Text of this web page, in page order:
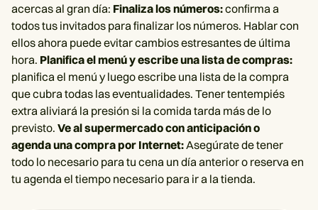
acercas al gran día: Finaliza los números:confirma a
todos tus invitados para finalizar los números. Hablar con
ellos ahora puede evitar cambios estresantes de última
hora. Planifica el menú y escribe una lista de compras:
planifica el menú y luego escribe una lista de la compra
que cubra todas las eventualidades. Tener tentempiés
extra aliviará la presión si la comida tarda más de lo
previsto. Ve al supermercado con anticipación o
agenda una compra por Internet:Asegúrate de tener
todo lo necesario para tu cena un día anterior o reserva en
tu agenda el tiempo necesario para ir a la tienda.